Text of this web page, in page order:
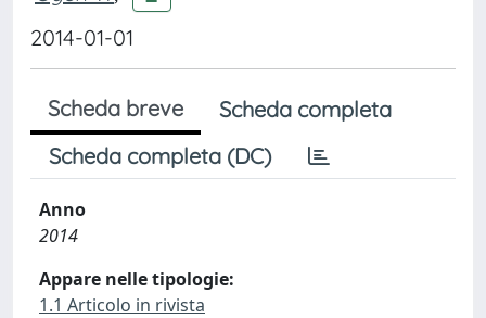
2014-01-01
Scheda breve
Scheda completa
Scheda completa (DC)
Anno
2014
Appare nelle tipologie:
1.1 Articolo in rivista